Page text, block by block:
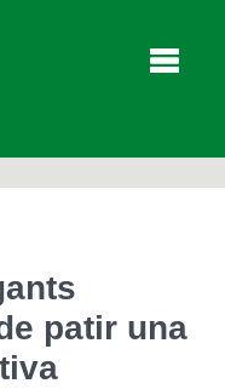
patir una